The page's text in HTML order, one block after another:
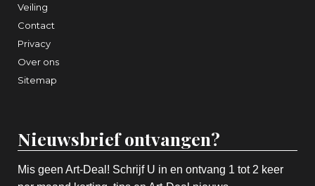
Veiling
Contact
Privacy
Over ons
Sitemap
Nieuwsbrief ontvangen?
Mis geen Art-Deal! Schrijf U in en ontvang 1 tot 2 keer